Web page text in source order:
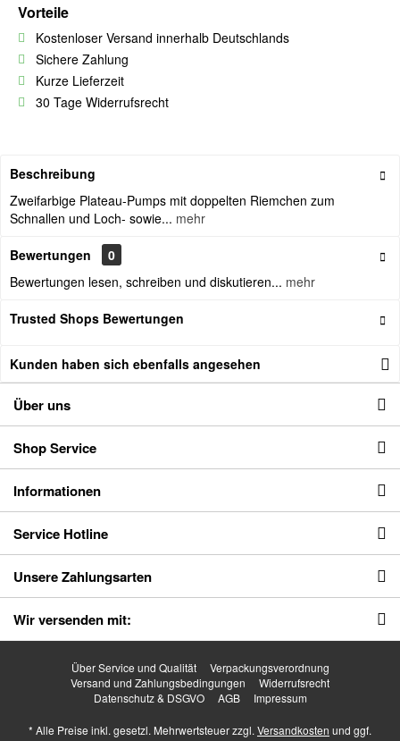
Vorteile
Kostenloser Versand innerhalb Deutschlands
Sichere Zahlung
Kurze Lieferzeit
30 Tage Widerrufsrecht
Beschreibung
Zweifarbige Plateau-Pumps mit doppelten Riemchen zum
Schnallen und Loch- sowie... mehr
Bewertungen
0
Bewertungen lesen, schreiben und diskutieren... mehr
Trusted Shops Bewertungen
Kunden haben sich ebenfalls angesehen
Über uns
Shop Service
Informationen
Service Hotline
Unsere Zahlungsarten
Wir versenden mit:
Über Service und Qualität
Verpackungsverordnung
Versand und Zahlungsbedingungen
Widerrufsrecht
Datenschutz & DSGVO
AGB Impressum
* Alle Preise inkl. gesetzl. Mehrwertsteuer zzgl. Versandkosten und ggf.